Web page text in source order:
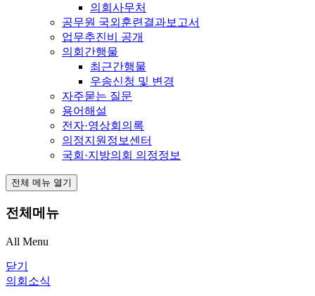
의회사무처
공무원 국외훈련결과보고서
업무추진비 공개
의회간행물
최근간행물
우송신청 및 변경
자주묻는 질문
용어해설
전자·영상회의록
의정지원정보센터
국회·지방의회 의정정보
전체 메뉴 열기
전체메뉴
All Menu
닫기
의회소식